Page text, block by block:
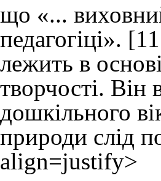
що «...
педагогіці».
лежить в
творчості.
дошкільного
природи слід
align=justify>